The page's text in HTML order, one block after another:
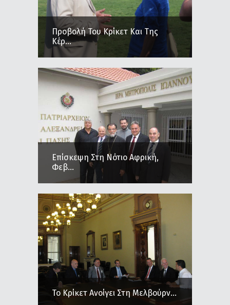
Προβολή Του Κρίκετ Και Της
Κέρ...
Επίσκεψη Στη Νότιο Αφρική,
Φεβ...
Το Κρίκετ Ανοίγει Στη Μελβούρν...